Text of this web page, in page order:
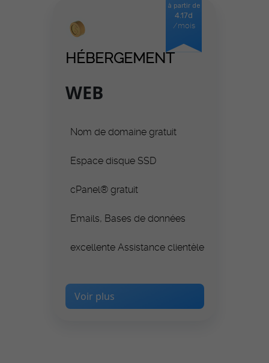
à partir de
4.17d
/mois
HÉBERGEMENT
WEB
Nom de domaine gratuit
Espace disque SSD
cPanel® gratuit
Emails, Bases de données
excellente Assistance clientèle
Voir plus